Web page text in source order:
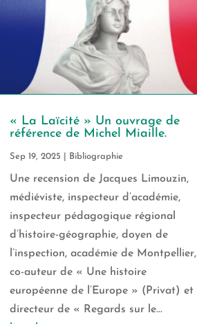
« La Laïcité » Un ouvrage de
référence de Michel Miaille.
Sep 19, 2025 Bibliographie
Une recension de Jacques Limouzin,
médiéviste, inspecteur d’académie,
inspecteur pédagogique régional
d’histoire-géographie, doyen de
l’inspection, académie de Montpellier,
co-auteur de « Une histoire
européenne de l’Europe » (Privat) et
directeur de « Regards sur le...